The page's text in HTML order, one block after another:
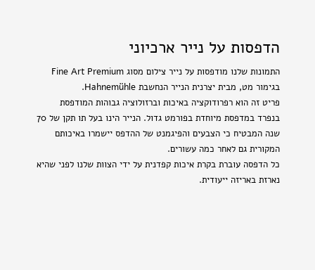
הדפסות על נייר ארכיוני
התמונות שלנו מודפסות על נייר צילום מסוג Fine Art Premium
בגימור מט, מבית יצרנית הנייר הנחשבת Hahnemühle.
פריט זה הוא רפרודוקציה באיכות וברזולוציה גבוהות המודפסת
בנפרד במדפסת מיוחדת בפורמט גדול. הנייר הינו בעל תו תקן של 70
שנה המבטיח כי הצבעים והפיגמנט של ההדפס יישמרו באיכותם
המקורית גם לאחר כמה עשורים.
כל הדפסה עוברת בקרת איכות קפדנית על ידי הצוות שלנו לפני שהיא
נארזת באריזה ייעודית.